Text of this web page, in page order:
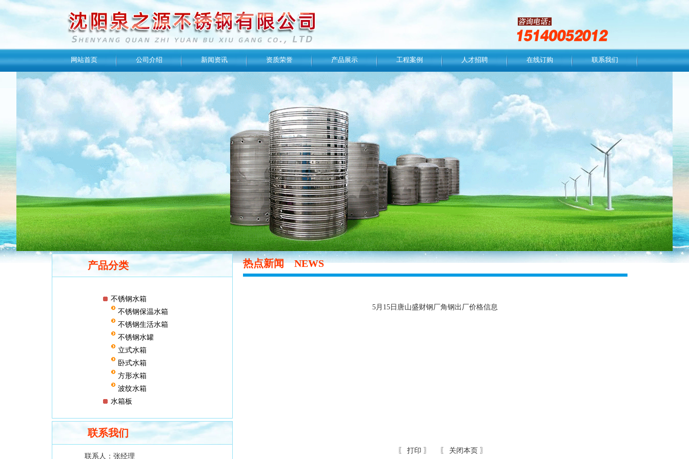
网站首页 公司介绍 新闻资讯 资质荣誉 产品展示 工程案例 人才招聘 在线订购 联系我们
产品分类
不锈钢水箱
不锈钢保温水箱
不锈钢生活水箱
不锈钢水罐
立式水箱
卧式水箱
方形水箱
波纹水箱
水箱板
联系我们
联系人： 张经理
热点新闻NEWS
5月15日唐山盛财钢厂角钢出厂价格信息
〖 打印 〗 〖 关闭本页 〗